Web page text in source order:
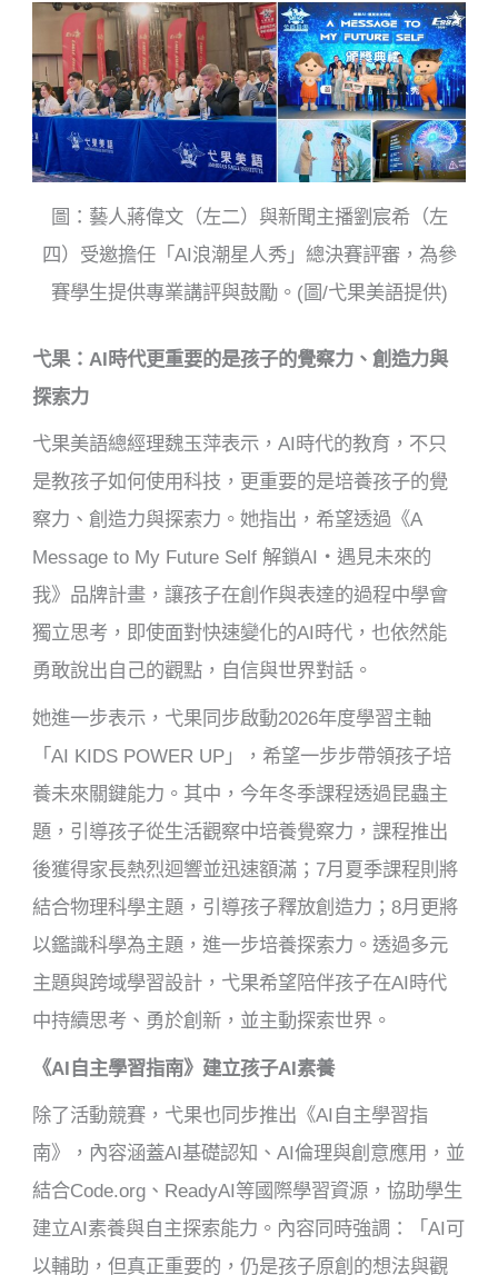
圖：藝人蔣偉文（左二）與新聞主播劉宸希（左
四）受邀擔任「AI浪潮星人秀」總決賽評審，為參
賽學生提供專業講評與鼓勵。(圖/弋果美語提供)
弋果：AI時代更重要的是孩子的覺察力、創造力與
探索力
弋果美語總經理魏玉萍表示，AI時代的教育，不只
是教孩子如何使用科技，更重要的是培養孩子的覺
察力、創造力與探索力。她指出，希望透過《A
Message to My Future Self 解鎖AI・遇見未來的
我》品牌計畫，讓孩子在創作與表達的過程中學會
獨立思考，即使面對快速變化的AI時代，也依然能
勇敢說出自己的觀點，自信與世界對話。
她進一步表示，弋果同步啟動2026年度學習主軸
「AI KIDS POWER UP」，希望一步步帶領孩子培
養未來關鍵能力。其中，今年冬季課程透過昆蟲主
題，引導孩子從生活觀察中培養覺察力，課程推出
後獲得家長熱烈迴響並迅速額滿；7月夏季課程則將
結合物理科學主題，引導孩子釋放創造力；8月更將
以鑑識科學為主題，進一步培養探索力。透過多元
主題與跨域學習設計，弋果希望陪伴孩子在AI時代
中持續思考、勇於創新，並主動探索世界。
《AI自主學習指南》建立孩子AI素養
除了活動競賽，弋果也同步推出《AI自主學習指
南》，內容涵蓋AI基礎認知、AI倫理與創意應用，並
結合Code.org、ReadyAI等國際學習資源，協助學生
建立AI素養與自主探索能力。內容同時強調：「AI可
以輔助，但真正重要的，仍是孩子原創的想法與觀